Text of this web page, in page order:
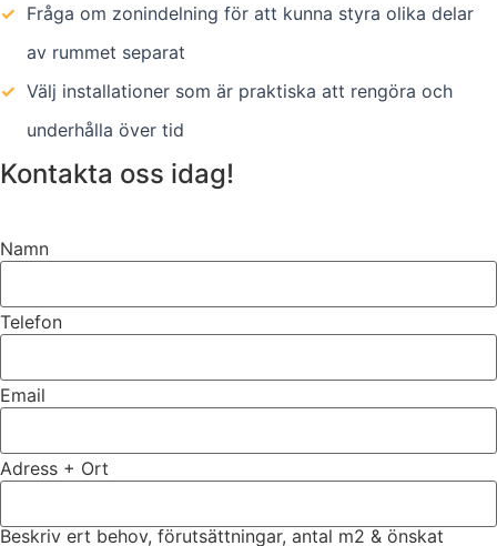
✓ Fråga om zonindelning för att kunna styra olika delar
av rummet separat
✓ Välj installationer som är praktiska att rengöra och
underhålla över tid
Kontakta oss idag!
Namn
Telefon
Email
Adress + Ort
Beskriv ert behov, förutsättningar, antal m2 & önskat